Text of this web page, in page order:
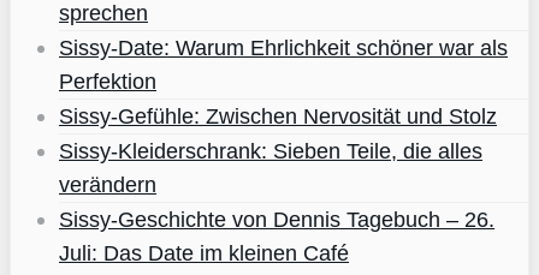
sprechen
Sissy-Date: Warum Ehrlichkeit schöner war als
Perfektion
Sissy-Gefühle: Zwischen Nervosität und Stolz
Sissy-Kleiderschrank: Sieben Teile, die alles
verändern
Sissy-Geschichte von Dennis Tagebuch – 26.
Juli: Das Date im kleinen Café